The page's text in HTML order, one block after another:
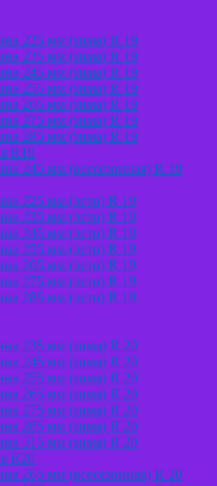
225 мм (зима) R 19
235 мм (зима) R 19
245 мм (зима) R 19
255 мм (зима) R 19
265 мм (зима) R 19
275 мм (зима) R 19
285 мм (зима) R 19
R19
245 мм (всесезонная) R 19
225 мм (лето) R 19
235 мм (лето) R 19
245 мм (лето) R 19
255 мм (лето) R 19
265 мм (лето) R 19
275 мм (лето) R 19
285 мм (лето) R 19
235 мм (зима) R 20
245 мм (зима) R 20
255 мм (зима) R 20
265 мм (зима) R 20
275 мм (зима) R 20
285 мм (зима) R 20
315 мм (зима) R 20
R20
265 мм (всесезонная) R 20